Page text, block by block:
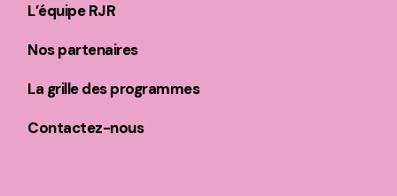
L’équipe RJR
Nos partenaires
La grille des programmes
Contactez-nous